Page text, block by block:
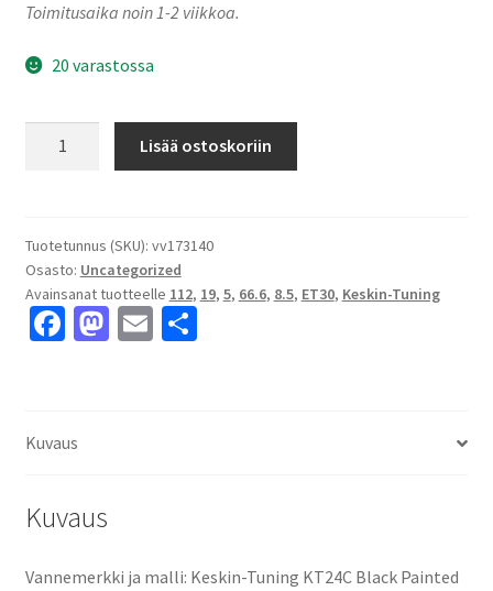
Toimitusaika noin 1-2 viikkoa.
20 varastossa
Painted
Red
Inside
8.5x19"
määrä
Lisää ostoskoriin
Tuotetunnus (SKU): vv173140
Osasto: Uncategorized
Avainsanat tuotteelle 112, 19, 5, 66.6, 8.5, ET30, Keskin-Tuning
Fa
o
M E S
Kuvaus
Kuvaus
Vannemerkki ja malli: Keskin-Tuning KT24C Black Painted